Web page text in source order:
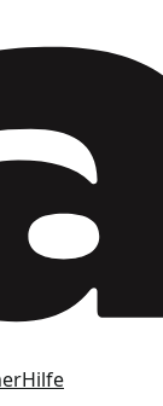
Hilfe